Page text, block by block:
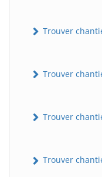
Trouver
Trouver
Trouver
Trouver